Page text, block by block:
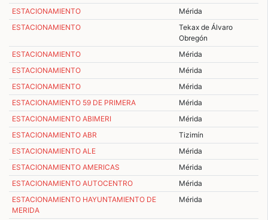
ESTACIONAMIENTO
Mérida
ESTACIONAMIENTO
Tekax de Álvaro
Obregón
ESTACIONAMIENTO
Mérida
ESTACIONAMIENTO
Mérida
ESTACIONAMIENTO
Mérida
ESTACIONAMIENTO 59 DE PRIMERA
Mérida
ESTACIONAMIENTO ABIMERI
Mérida
ESTACIONAMIENTO ABR
Tizimín
ESTACIONAMIENTO ALE
Mérida
ESTACIONAMIENTO AMERICAS
Mérida
ESTACIONAMIENTO AUTOCENTRO
Mérida
ESTACIONAMIENTO HAYUNTAMIENTO DE
MERIDA
Mérida